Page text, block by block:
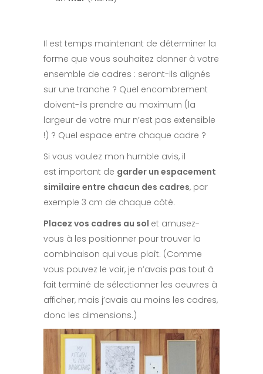
Il est temps maintenant de déterminer la
forme que vous souhaitez donner à votre
ensemble de cadres : seront-ils alignés
sur une tranche ? Quel encombrement
doivent-ils prendre au maximum (la
largeur de votre mur n’est pas extensible
!) ? Quel espace entre chaque cadre ?
Si vous voulez mon humble avis, il
est important de garder un espacement
similaire entre chacun des cadres, par
exemple 3 cm de chaque côté.
Placez vos cadres au sol et amusez-
vous à les positionner pour trouver la
combinaison qui vous plaît. (Comme
vous pouvez le voir, je n’avais pas tout à
fait terminé de sélectionner les oeuvres à
afficher, mais j’avais au moins les cadres,
donc les dimensions.)